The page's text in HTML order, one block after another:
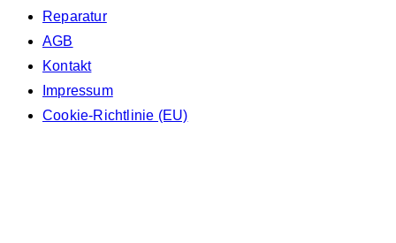
Reparatur
AGB
Kontakt
Impressum
Cookie-Richtlinie (EU)